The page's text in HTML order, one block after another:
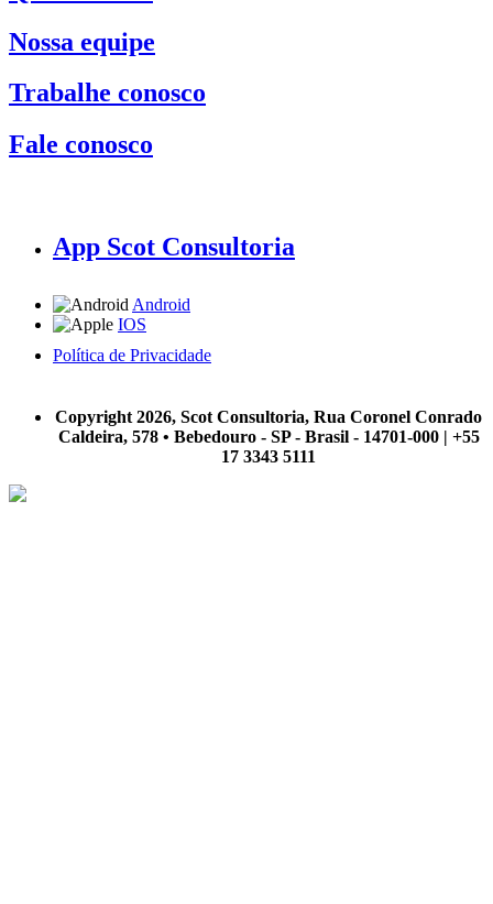
Nossa equipe
Trabalhe conosco
Fale conosco
App Scot Consultoria
Android
IOS
Política de Privacidade
Copyright 2026, Scot Consultoria, Rua Coronel Conrado
Caldeira, 578 • Bebedouro - SP - Brasil - 14701-000 | +55
17 3343 5111